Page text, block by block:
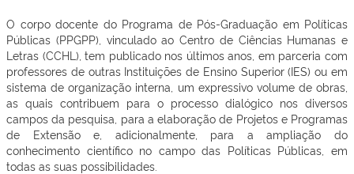
O corpo docente do Programa de Pós-Graduação em Políticas
Públicas (PPGPP), vinculado ao Centro de Ciências Humanas e
Letras (CCHL), tem publicado nos últimos anos, em parceria com
professores de outras Instituições de Ensino Superior (IES) ou em
sistema de organização interna, um expressivo volume de obras,
as quais contribuem para o processo dialógico nos diversos
campos da pesquisa, para a elaboração de Projetos e Programas
de Extensão e, adicionalmente, para a ampliação do
conhecimento científico no campo das Políticas Públicas, em
todas as suas possibilidades.